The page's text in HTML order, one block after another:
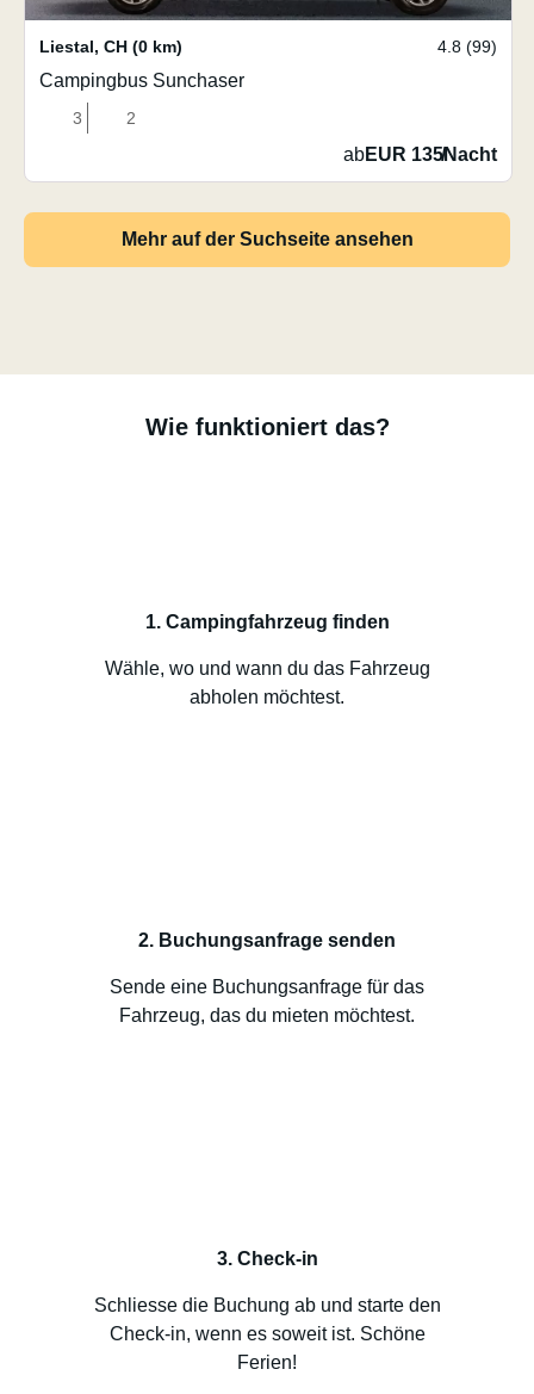
Liestal, CH (0 km) 4.8 (99)
Campingbus Sunchaser
3 2
abEUR 135/Nacht
Mehr auf der Suchseite ansehen
Wie funktioniert das?
1. Campingfahrzeug finden
Wähle, wo und wann du das Fahrzeug
abholen möchtest.
2. Buchungsanfrage senden
Sende eine Buchungsanfrage für das
Fahrzeug, das du mieten möchtest.
3. Check-in
Schliesse die Buchung ab und starte den
Check-in, wenn es soweit ist. Schöne
Ferien!